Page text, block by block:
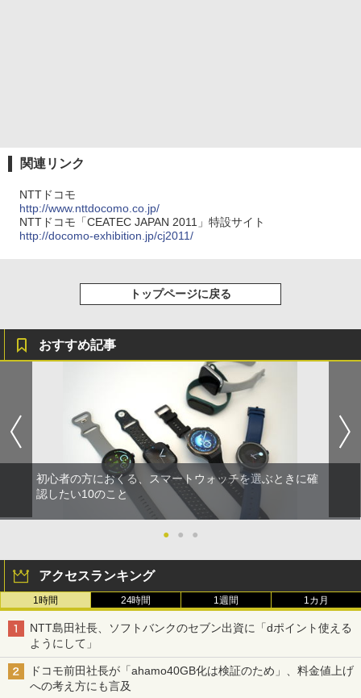
関連リンク
NTTドコモ
http://www.nttdocomo.co.jp/
NTTドコモ「CEATEC JAPAN 2011」特設サイト
http://docomo-exhibition.jp/cj2011/
トップページに戻る
おすすめ記事
初心者の方におくる、スマートウォッチを選ぶときに確
認したい10のこと
● ● ●
アクセスランキング
1時間 24時間 1週間 1カ月
NTT島田社長、ソフトバンクのセブン出資に「dポイント使える
ようにして」
ドコモ前田社長が「ahamo40GB化は検証のため」、料金値上げ
への考え方にも言及